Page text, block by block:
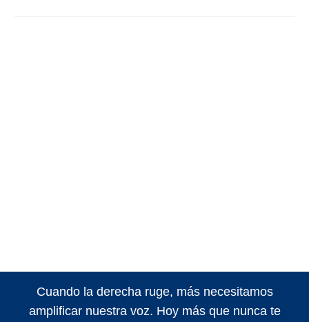
Cuando la derecha ruge, más necesitamos
amplificar nuestra voz. Hoy más que nunca te